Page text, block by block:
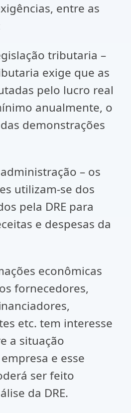
entre as
tributaria –
exige que as
pelo lucro real
anualmente, o
demonstrações
– os
utilizam-se dos
pela DRE para
e despesas da
econômicas
fornecedores,
etc. tem interesse
a situação
e esse
ser feito
da DRE.